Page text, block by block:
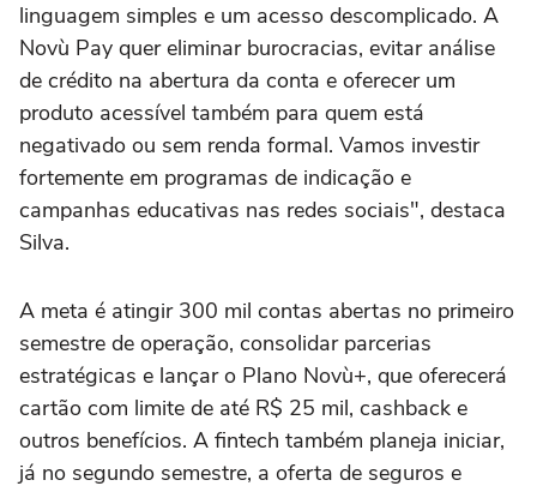
linguagem simples e um acesso descomplicado. A
Novù Pay quer eliminar burocracias, evitar análise
de crédito na abertura da conta e oferecer um
produto acessível também para quem está
negativado ou sem renda formal. Vamos investir
fortemente em programas de indicação e
campanhas educativas nas redes sociais", destaca
Silva.
A meta é atingir 300 mil contas abertas no primeiro
semestre de operação, consolidar parcerias
estratégicas e lançar o Plano Novù+, que oferecerá
cartão com limite de até R$ 25 mil, cashback e
outros benefícios. A fintech também planeja iniciar,
já no segundo semestre, a oferta de seguros e